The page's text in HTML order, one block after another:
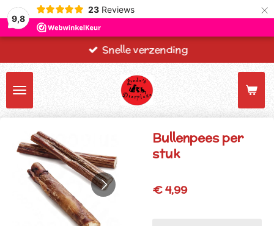
9,8
23 Reviews ×
Snelle verzending
Bullenpees per
stuk
€ 4,99